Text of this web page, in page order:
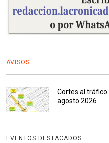
AVISOS
Cortes al tráfico
agosto 2026
EVENTOS DESTACADOS